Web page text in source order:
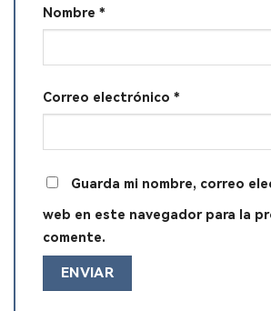
Nombre *
Correo electrónico *
Guarda mi nombre, correo
web en este navegador para la
comente.